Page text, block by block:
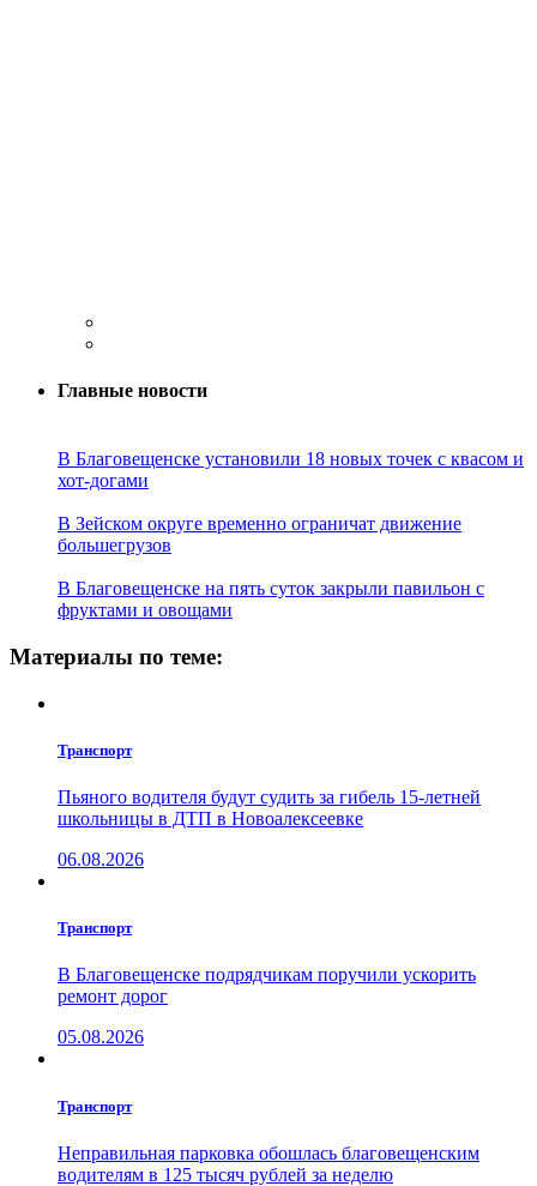
Главные новости
В Благовещенске установили 18 новых точек с квасом и
хот-догами
В Зейском округе временно ограничат движение
большегрузов
В Благовещенске на пять суток закрыли павильон с
фруктами и овощами
Материалы по теме:
Транспорт
Пьяного водителя будут судить за гибель 15-летней
школьницы в ДТП в Новоалексеевке
06.08.2026
Транспорт
В Благовещенске подрядчикам поручили ускорить
ремонт дорог
05.08.2026
Транспорт
Неправильная парковка обошлась благовещенским
водителям в 125 тысяч рублей за неделю